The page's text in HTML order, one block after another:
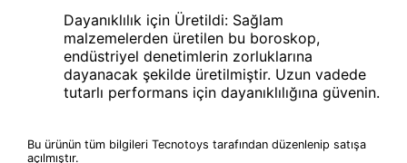
Dayanıklılık için Üretildi: Sağlam
malzemelerden üretilen bu boroskop,
endüstriyel denetimlerin zorluklarına
dayanacak şekilde üretilmiştir. Uzun vadede
tutarlı performans için dayanıklılığına güvenin.
Bu ürünün tüm bilgileri Tecnotoys tarafından düzenlenip satışa
açılmıştır.